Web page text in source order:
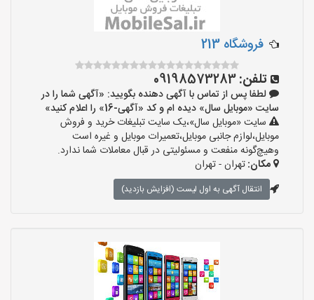
فروشگاه 213
تلفن:09198573283
لطفا پس از تماس با آگهی دهنده بگویید: «آگهی شما را در
سایت «موبایل سال» دیده ام و کد «آگهی-16» را اعلام کنید»
سایت «موبایل سال»،یک سایت تبلیغات خرید و فروش
موبایل،لوازم جانبی موبایل،تعمیرات موبایل و غیره است
وهیچ‌گونه منفعت و مسئولیتی در قبال معاملات شما ندارد.
مکان:تهران - تهران
انتقال آگهی به اول لیست (افزایش بازدید)